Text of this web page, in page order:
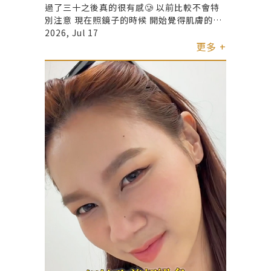
過了三十之後真的很有感🥲 以前比較不會特
別注意 現在照鏡子的時候 開始覺得肌膚的緊
緻度和輪廓線條 好像跟以前不太一樣了 所以
在生日之前 決定來君綺醫美 @jingchi_ig 體
驗十蓓電波！！！ 因為比較在意線條感及輪
廓 所以醫生建議這次500發主要集中在下半
臉的位置 而且我原本真的以為會很痛🥶 結果
實際施作的時候 我淡定到醫師都很驚訝🤣 當
然每個人的感受不一樣 但以我自己來說 是可
以放鬆完成療程的程度！ 整個過程大約半小
時就完成 影片裡也記錄了一個月後的狀態 我
自己最有感的是整體線條看起來更俐落一些
尤其是下顎線真的很有感🥹🥹🥹 拍照的時候
側臉線條感也比以前更明顯一點 這次把完整
紀錄都放在影片裡了 有興趣的人可以參考看
看！！
2026, Jul 17
更多 +